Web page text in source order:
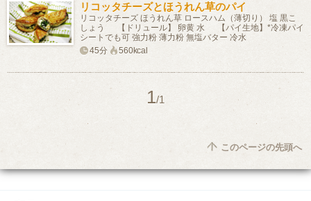
リコッタチーズとほうれん草のパイ
リコッタチーズ ほうれん草 ロースハム（薄切り） 塩 黒こ
しょう 【ドリュール】 卵黄 水 【パイ生地】*冷凍パイ
シートでも可 強力粉 薄力粉 無塩バター 冷水
45分
560kcal
1/1
このページの先頭へ